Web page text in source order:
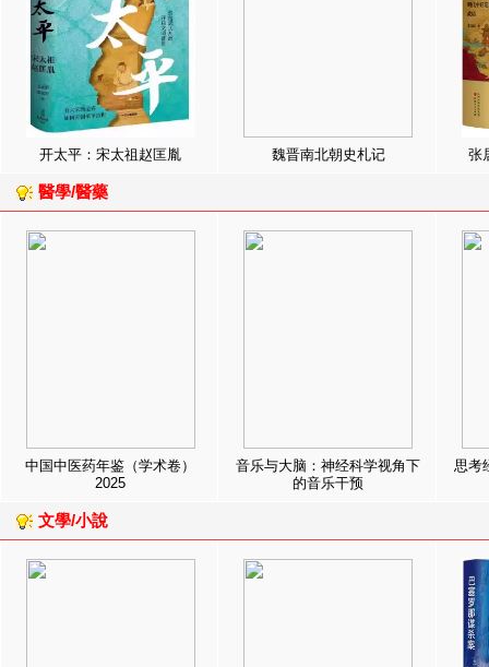
开太平：宋太祖赵匡胤 魏晋南北朝史札记 张
醫學/醫藥
中国中医药年鉴（学术卷）
2025
音乐与大脑：神经科学视角下
的音乐干预
思考
文學/小說